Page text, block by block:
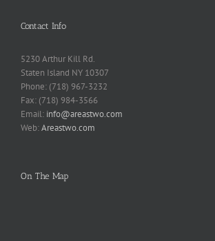
Contact Info
5230 Arthur Kill Rd.
Staten Island NY 10307
Phone: (718) 967-3232
Fax: (718) 984-3566
Email: info@areastwo.com
Web:Areastwo.com
On The Map